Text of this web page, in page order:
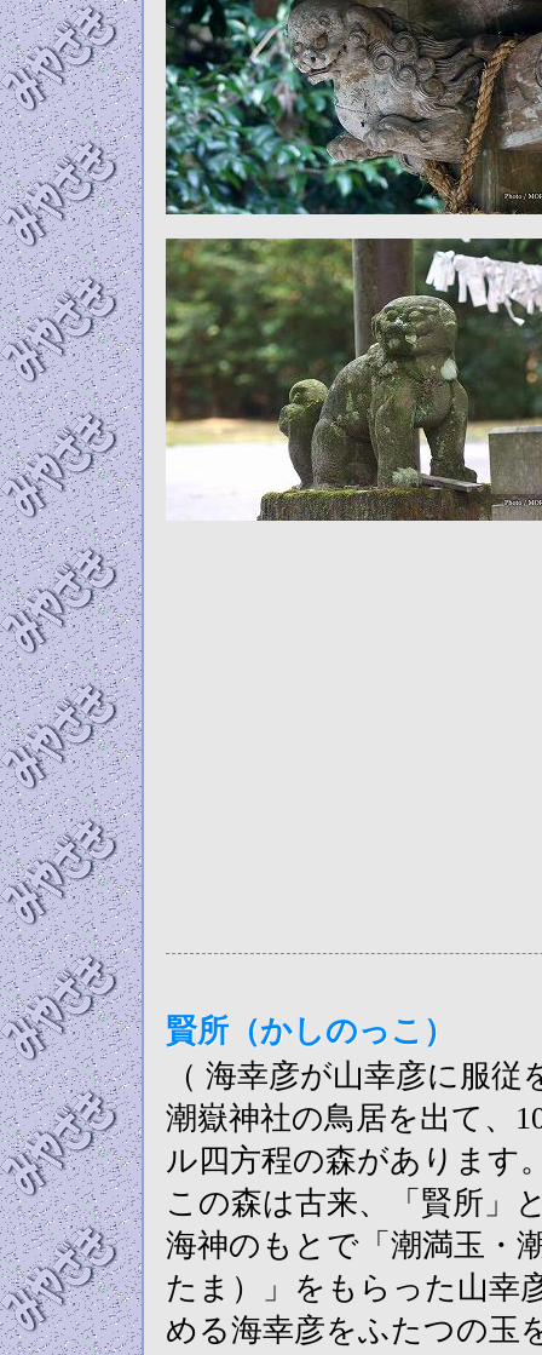
賢所（かしのっこ）
（ 海幸彦が山幸彦に服
潮嶽神社の鳥居を出て、
ル四方程の森があります
この森は古来、「賢所」
海神のもとで「潮満玉・
たま）」をもらった山幸
める海幸彦をふたつの玉